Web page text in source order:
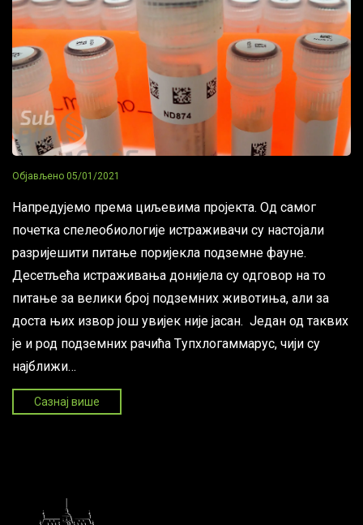
Објављено 05/01/2021
Напредујемо према циљевима пројекта. Од самог
почетка спелеобиологије истраживачи су настојали
разријешити питање поријекла подземне фауне.
Десетљећа истраживања донијела су одговор на то
питање за велики број подземних животиња, али за
доста њих извор још увијек није јасан. Један од таквих
је и род подземних рачића Тyпхлогаммарус, чији су
најближи…
Сазнај више